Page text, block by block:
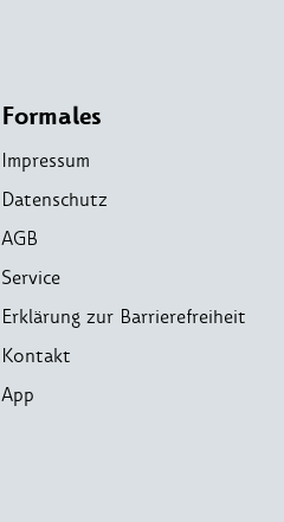
Formales
Impressum
Datenschutz
AGB
Service
Erklärung zur Barrierefreiheit
Kontakt
App